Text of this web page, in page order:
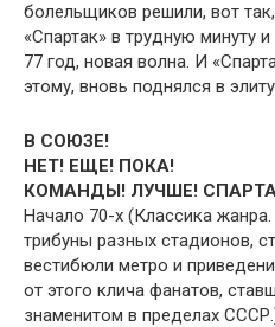
болельщиков решили, вот
«Спартак» в трудную минуту
77 год, новая волна. И
этому, вновь поднялся в
В СОЮЗЕ!
НЕТ! ЕЩЕ! ПОКА!
КОМАНДЫ! ЛУЧШЕ!
Начало 70-х (Классика
трибуны разных стадионов,
вестибюли метро и
от этого клича фанатов,
знаменитом в пределах